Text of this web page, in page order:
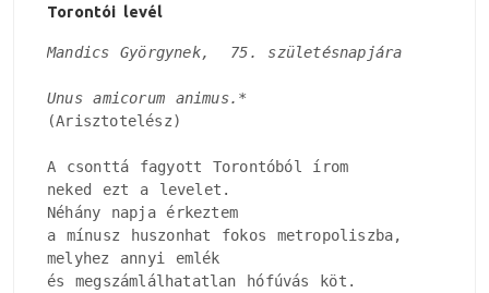
Torontói levél
Mandics Györgynek,  75. születésnapjára
Unus amicorum animus.*
(Arisztotelész)
A csonttá fagyott Torontóból írom
neked ezt a levelet.
Néhány napja érkeztem
a mínusz huszonhat fokos metropoliszba,
melyhez annyi emlék
és megszámlálhatatlan hófúvás köt.